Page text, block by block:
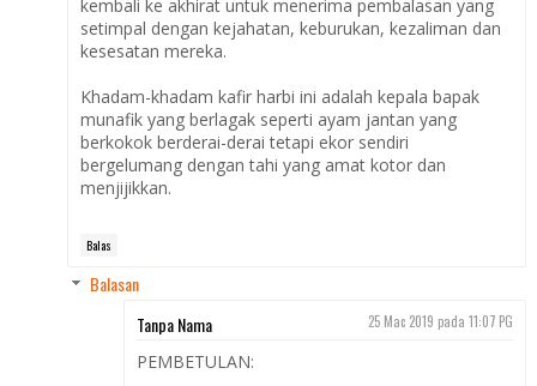
kembali ke akhirat untuk menerima pembalasan yang
setimpal dengan kejahatan, keburukan, kezaliman dan
kesesatan mereka.
Khadam-khadam kafir harbi ini adalah kepala bapak
munafik yang berlagak seperti ayam jantan yang
berkokok berderai-derai tetapi ekor sendiri
bergelumang dengan tahi yang amat kotor dan
menjijikkan.
Balas
Balasan
Tanpa Nama
25 Mac 2019 pada 11:07 PG
PEMBETULAN: